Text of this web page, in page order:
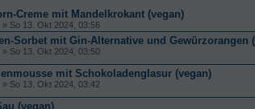
Creme mit Mandelkrokant (vegan)
» So 13. Okt 2024, 03:56
Sorbet mit Gin-Alternative und Gewürzorangen
» So 13. Okt 2024, 03:50
mit Schokoladenglasur (vegan)
» So 13. Okt 2024, 03:42
(vegan)